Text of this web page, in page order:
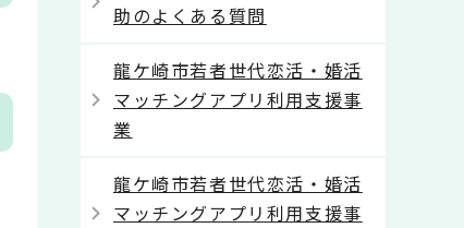
助のよくある質問
龍ケ崎市若者世代恋活・婚活
マッチングアプリ利用支援事
業
龍ケ崎市若者世代恋活・婚活
マッチングアプリ利用支援事